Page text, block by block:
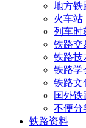
地方铁
火车站
列车时
铁路交
铁路技
铁路学
铁路文
国外铁
不便分
铁路资料